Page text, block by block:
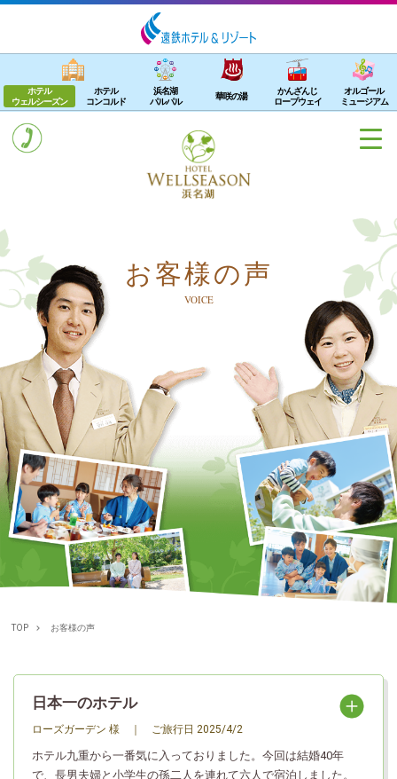
ホテル
ウェルシーズン
ホテル
コンコルド
浜名湖
パルパル
華咲の湯
かんざんじ
ロープウェイ
オルゴール
ミュージアム
お客様の声
VOICE
TOP お客様の声
日本一のホテル
ローズガーデン 様 ご旅行日 2025/4/2
ホテル九重から一番気に入っておりました。今回は結婚40年
で、長男夫婦と小学生の孫二人を連れて六人で宿泊しました。